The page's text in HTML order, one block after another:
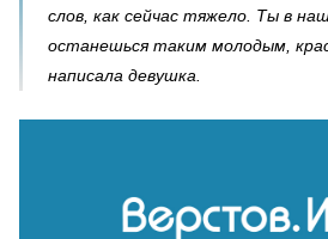
слов, как сейчас тяжело. Ты в
останешься таким молодым,
написала девушка.